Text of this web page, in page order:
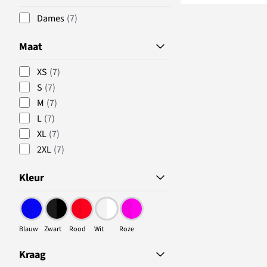
Dames (7)
Maat
XS (7)
S (7)
M (7)
L (7)
XL (7)
2XL (7)
Kleur
Blauw Zwart Rood Wit Roze
Kraag